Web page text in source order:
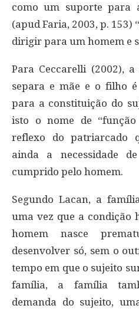
como um suporte para
(apud Faria, 2003, p. 153)
dirigir para um homem e
Para Ceccarelli (2002),
separa e mãe e o filho
para a constituição do
isto o nome de
reflexo do patriarcado
ainda a necessidade
cumprido pelo homem.
Segundo Lacan, a
uma vez que a condição
homem nasce
desenvolver só, sem o
tempo em que o sujeito
família, a família
demanda do sujeito,